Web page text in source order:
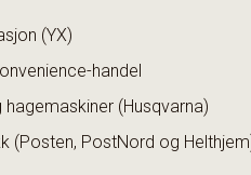
(YX)
handel
(Husqvarna)
(Posten, PostNord og